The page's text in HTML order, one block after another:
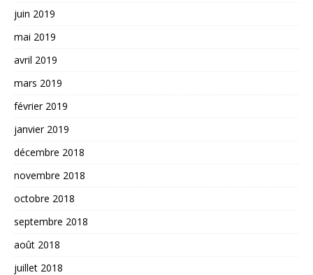
juin 2019
mai 2019
avril 2019
mars 2019
février 2019
janvier 2019
décembre 2018
novembre 2018
octobre 2018
septembre 2018
août 2018
juillet 2018